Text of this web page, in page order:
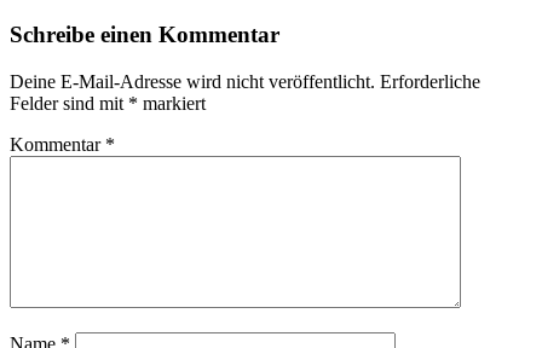
Schreibe einen Kommentar
Deine E-Mail-Adresse wird nicht veröffentlicht. Erforderliche
Felder sind mit * markiert
Kommentar *